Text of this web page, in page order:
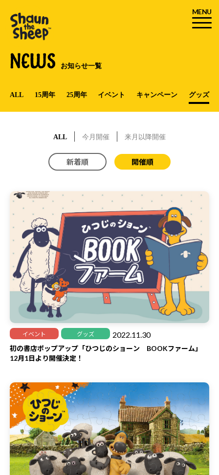
MENU
NEWS お知らせ一覧
ALL 15周年 25周年 イベント キャンペーン グッズ
ALL 今月開催 来月以降開催
新着順 開催順
イベント グッズ 2022.11.30
初の書店ポップアップ「ひつじのショーン BOOKファーム」
12月1日より開催決定！